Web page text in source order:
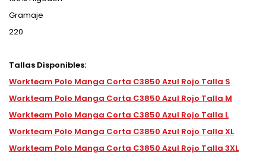
Gramaje
220
Tallas Disponibles:
Workteam Polo Manga Corta C3850 Azul Rojo Talla S
Workteam Polo Manga Corta C3850 Azul Rojo Talla M
Workteam Polo Manga Corta C3850 Azul Rojo Talla L
Workteam Polo Manga Corta C3850 Azul Rojo Talla XL
Workteam Polo Manga Corta C3850 Azul Rojo Talla 3XL